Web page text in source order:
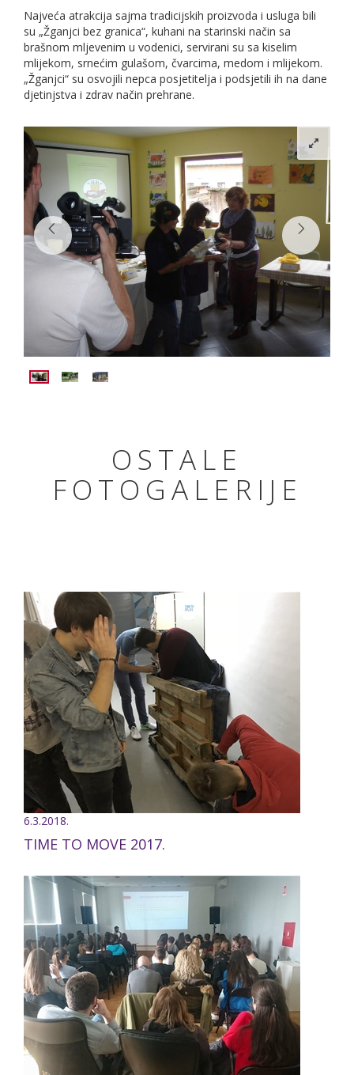
Najveća atrakcija sajma tradicijskih proizvoda i usluga bili
su „Žganjci bez granica“, kuhani na starinski način sa
brašnom mljevenim u vodenici, servirani su sa kiselim
mlijekom, srnećim gulašom, čvarcima, medom i mlijekom.
„Žganjci“ su osvojili nepca posjetitelja i podsjetili ih na dane
djetinjstva i zdrav način prehrane.
 
OSTALE
FOTOGALERIJE
6.3.2018.
TIME TO MOVE 2017.